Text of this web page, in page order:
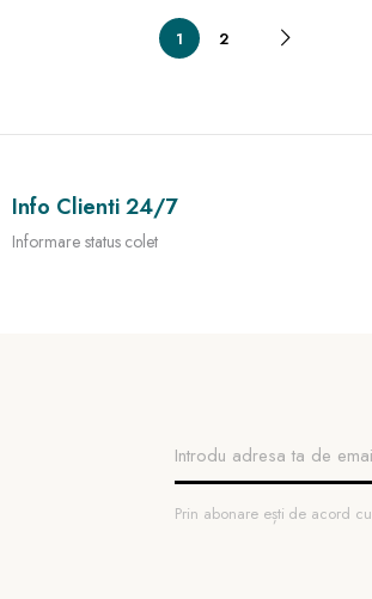
1 2
Info Clienti 24/7
Informare status colet
Prin abonare ești de acord cu